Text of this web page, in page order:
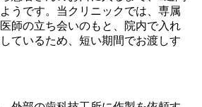
うです。当クリニックでは、専属
師の立ち会いのもと、院内で入れ
ているため、短い期間でお渡しす